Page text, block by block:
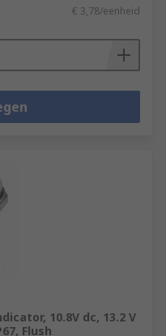
€ 3,78/eenheid
10.8V dc, 13.2 V
Flush